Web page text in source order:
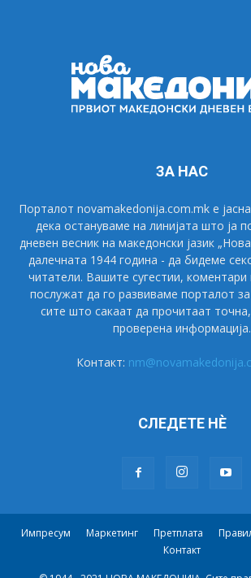
ЗА НАС
Порталот novamakedonija.com.mk е
дека остануваме на линијата што ја
дневен весник на македонски јазик
далечната 1944 година - да бидеме
читатели. Вашите сугестии, коментари
послужат да го развиваме порталот
сите што сакаат да прочитаат
проверена информација.
Контакт:
СЛЕДЕТЕ НÈ
Импресум Маркетинг Претплата
Контакт